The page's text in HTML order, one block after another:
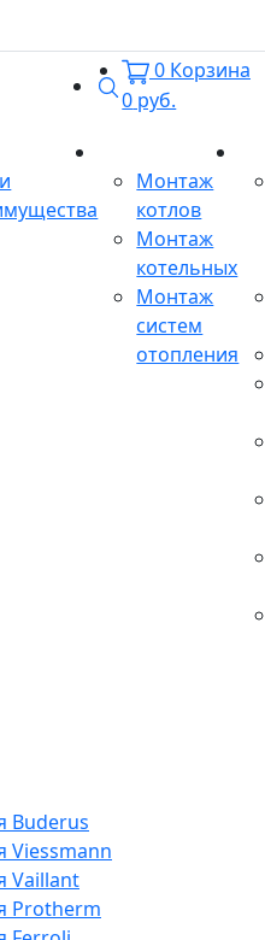
Поиск
0 Корзина
0 руб.
Монтаж
котлов
Монтаж
котельных
Монтаж
систем
отопления
Buderus
Viessmann
Vaillant
Protherm